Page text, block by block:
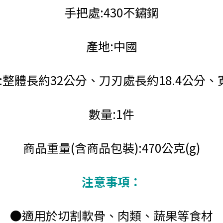
手把處:430不鏽鋼
產地:中國
體長約32公分、刀刃處長約18.4公分、
數量:1件
商品重量(含商品包裝):470公克(g)
注意事項：
●適用於切割軟骨、肉類、蔬果等食材